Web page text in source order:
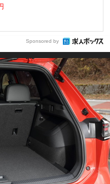
Sponsored by